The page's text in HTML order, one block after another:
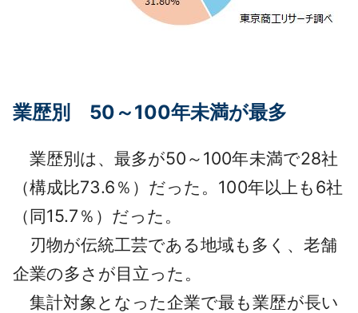
業歴別 50～100年未満が最多
業歴別は、最多が50～100年未満で28社
（構成比73.6％）だった。100年以上も6社
（同15.7％）だった。
刃物が伝統工芸である地域も多く、老舗
企業の多さが目立った。
集計対象となった企業で最も業歴が長い